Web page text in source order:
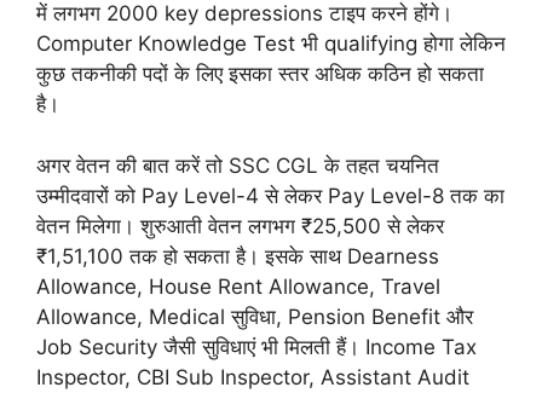
में लगभग 2000 key depressions टाइप करने होंगे।
Computer Knowledge Test भी qualifying होगा लेकिन
कुछ तकनीकी पदों के लिए इसका स्तर अधिक कठिन हो सकता
है।
अगर वेतन की बात करें तो SSC CGL के तहत चयनित
उम्मीदवारों को Pay Level-4 से लेकर Pay Level-8 तक का
वेतन मिलेगा। शुरुआती वेतन लगभग ₹25,500 से लेकर
₹1,51,100 तक हो सकता है। इसके साथ Dearness
Allowance, House Rent Allowance, Travel
Allowance, Medical सुविधा, Pension Benefit और
Job Security जैसी सुविधाएं भी मिलती हैं। Income Tax
Inspector, CBI Sub Inspector, Assistant Audit